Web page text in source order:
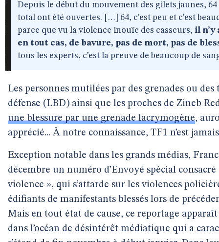
Depuis le début du mouvement des gilets jaunes,
total ont été ouvertes. […] 64, c’est peu et c’est
parce que vu la violence inouïe des casseurs, il n’y
en tout cas, de bavure, pas de mort, pas de
tous les experts, c’est la preuve de beaucoup de
Les personnes mutilées par des grenades ou
défense (LBD) ainsi que les proches de Zineb
une blessure par une grenade lacrymogène,
apprécié... À notre connaissance, TF1 n’est
Exception notable dans les grands médias,
décembre un numéro d’Envoyé spécial
violence », qui s’attarde sur les violences
édifiants de manifestants blessés lors de
Mais en tout état de cause, ce reportage
dans l’océan de désintérêt médiatique qui a